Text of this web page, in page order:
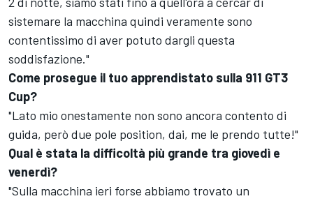
sistemare la macchina quindi veramente sono
contentissimo di aver potuto dargli questa
soddisfazione."
Come prosegue il tuo apprendistato sulla 911 GT3
Cup?
"Lato mio onestamente non sono ancora contento di
guida, però due pole position, dai, me le prendo tutte!"
Qual è stata la difficoltà più grande tra giovedì e
venerdì?
"Sulla macchina ieri forse abbiamo trovato un